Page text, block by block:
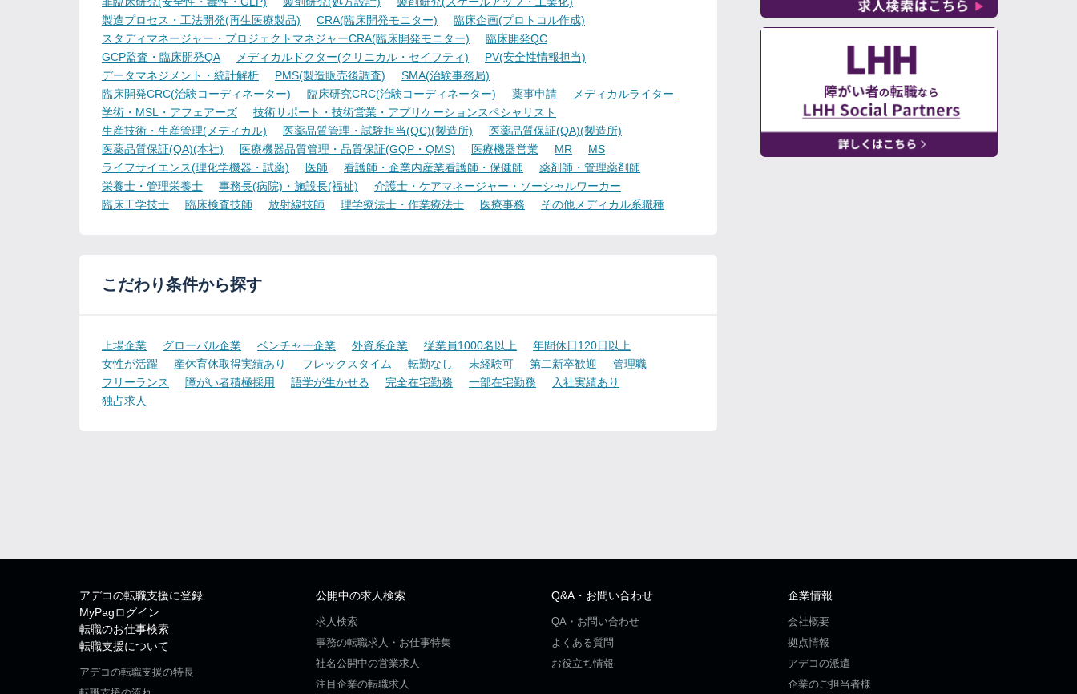
製造プロセス・工法開発(再生医療製品)
CRA(臨床開発モニター)
臨床企画(プロトコル作成)
スタディマネージャー・プロジェクトマネジャーCRA(臨床開発モニター)
臨床開発QC
GCP監査・臨床開発QA
メディカルドクター(クリニカル・セイフティ)
PV(安全性情報担当)
データマネジメント・統計解析
PMS(製造販売後調査)
SMA(治験事務局)
臨床開発CRC(治験コーディネーター)
臨床研究CRC(治験コーディネーター) 薬事申請
メディカルライター
学術・MSL・アフェアーズ
技術サポート・技術営業・アプリケーションスペシャリスト
生産技術・生産管理(メディカル)
医薬品質管理・試験担当(QC)(製造所)
医薬品質保証(QA)(製造所)
医薬品質保証(QA)(本社)
医療機器品質管理・品質保証(GQP・QMS) 医療機器営業 MR
MS
ライフサイエンス(理化学機器・試薬)
医師 看護師・企業内産業看護師・保健師
薬剤師・管理薬剤師
栄養士・管理栄養士
事務長(病院)・施設長(福祉)
介護士・ケアマネージャー・ソーシャルワーカー
臨床工学技士
臨床検査技師 放射線技師 理学療法士・作業療法士 医療事務 その他メディカル系職種
こだわり条件から探す
上場企業 グローバル企業 ベンチャー企業 外資系企業 従業員1000名以上
年間休日120日以上
女性が活躍
産休育休取得実績あり フレックスタイム 転勤なし 未経験可 第二新卒歓迎
管理職
フリーランス
障がい者積極採用 語学が生かせる 完全在宅勤務 一部在宅勤務
入社実績あり
独占求人
アデコの転職支援に登録
MyPagログイン
転職のお仕事検索
転職支援について
アデコの転職支援の特長
公開中の求人検索
求人検索
事務の転職求人・お仕事特集
社名公開中の営業求人
注目企業の転職求人
Q&A・お問い合わせ
QA・お問い合わせ
よくある質問
お役立ち情報
企業情報
会社概要
拠点情報
アデコの派遣
企業のご担当者様